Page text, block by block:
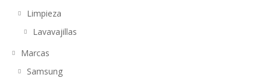
Limpieza
Lavavajillas
Marcas
Samsung